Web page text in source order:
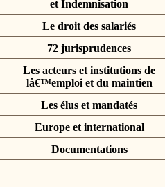
et Indemnisation
Le droit des salariés
72 jurisprudences
Les acteurs et institutions de
lâ€™emploi et du maintien
Les élus et mandatés
Europe et international
Documentations